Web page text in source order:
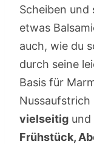
Scheiben und
etwas
auch, wie du
durch seine
Basis für
Nussaufstrich
vielseitig und
Frühstück,